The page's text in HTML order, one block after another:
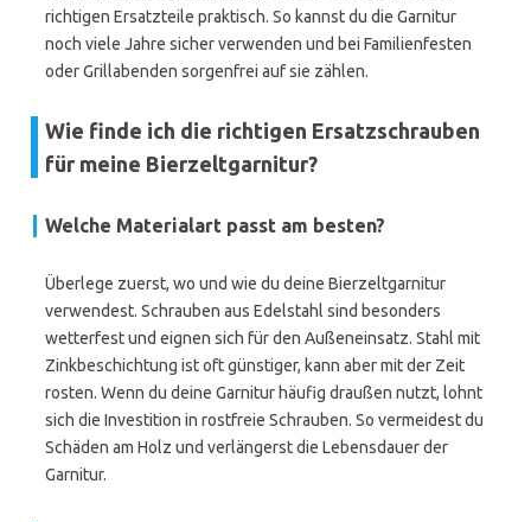
richtigen Ersatzteile praktisch. So kannst du die Garnitur
noch viele Jahre sicher verwenden und bei Familienfesten
oder Grillabenden sorgenfrei auf sie zählen.
Wie finde ich die richtigen Ersatzschrauben
für meine Bierzeltgarnitur?
Welche Materialart passt am besten?
Überlege zuerst, wo und wie du deine Bierzeltgarnitur
verwendest. Schrauben aus Edelstahl sind besonders
wetterfest und eignen sich für den Außeneinsatz. Stahl mit
Zinkbeschichtung ist oft günstiger, kann aber mit der Zeit
rosten. Wenn du deine Garnitur häufig draußen nutzt, lohnt
sich die Investition in rostfreie Schrauben. So vermeidest du
Schäden am Holz und verlängerst die Lebensdauer der
Garnitur.